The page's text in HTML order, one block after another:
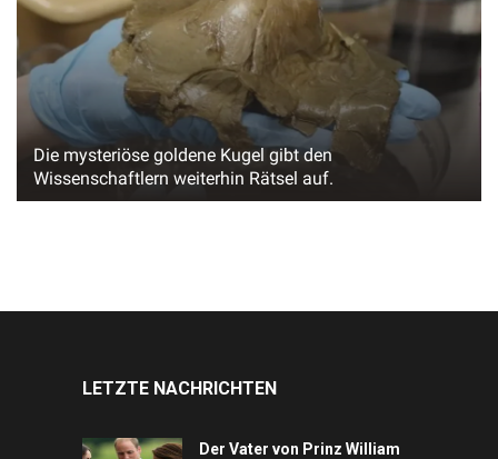
Die mysteriöse goldene Kugel gibt den
Wissenschaftlern weiterhin Rätsel auf.
LETZTE NACHRICHTEN
Der Vater von Prinz William